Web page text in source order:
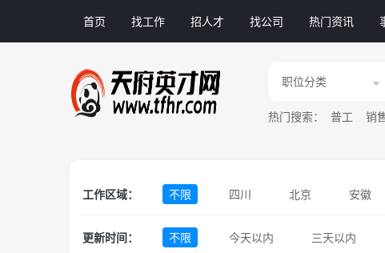
首页 找工作 招人才 找公司 热门资讯
热门搜索： 普工 销
工作区域： 不限 四川 北京 安徽
湖北 湖南 江苏
更新时间： 不限 今天以内 三天以内